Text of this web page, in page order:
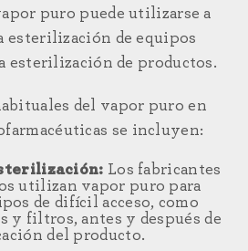
puro puede utilizarse a
esterilización de equipos
esterilización de productos.
del vapor puro en
se incluyen:
Los fabricantes
utilizan vapor puro para
de difícil acceso, como
y filtros, antes y después de
del producto.